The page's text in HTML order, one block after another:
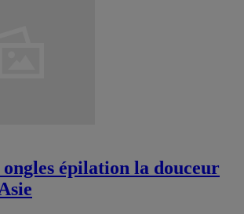
ongles épilation la douceur